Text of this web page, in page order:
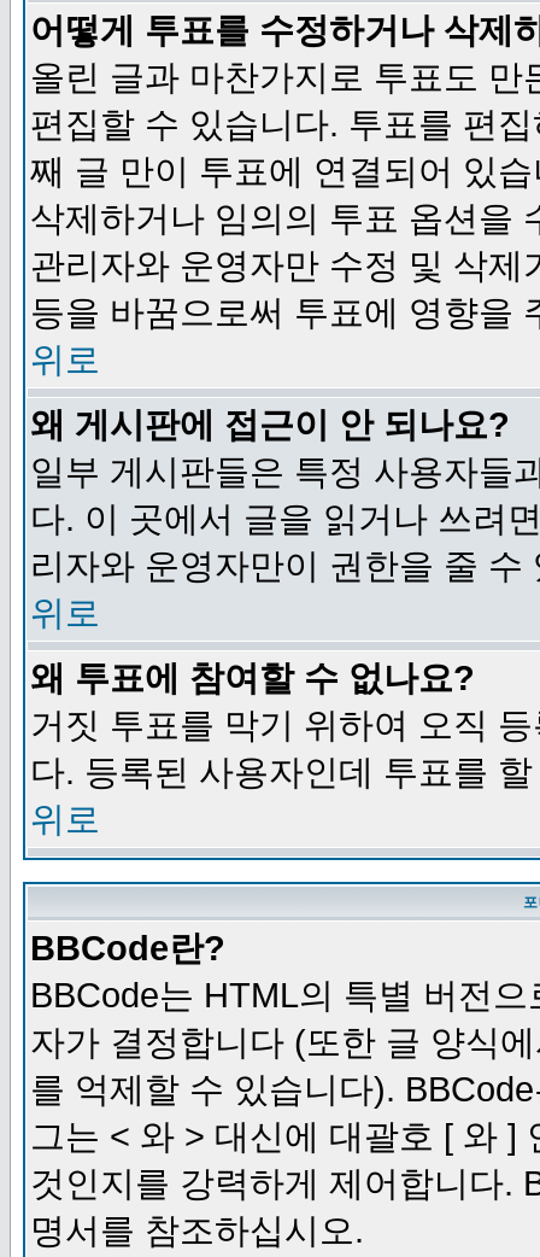
어떻게 투표를 수정하거나 삭제
올린 글과 마찬가지로 투표도
편집할 수 있습니다. 투표를 편
째 글 만이 투표에 연결되어 있
삭제하거나 임의의 투표 옵션을
관리자와 운영자만 수정 및 삭
등을 바꿈으로써 투표에 영향을
위로
왜 게시판에 접근이 안 되나요?
일부 게시판들은 특정 사용자들
다. 이 곳에서 글을 읽거나 쓰려
리자와 운영자만이 권한을 줄
위로
왜 투표에 참여할 수 없나요?
거짓 투표를 막기 위하여 오직
다. 등록된 사용자인데 투표를
위로
BBCode란?
BBCode는 HTML의 특별 버전
자가 결정합니다 (또한 글 양식
를 억제할 수 있습니다).
그는 < 와 > 대신에 대괄호 [ 와 ]
것인지를 강력하게 제어합니다.
명서를 참조하십시오.